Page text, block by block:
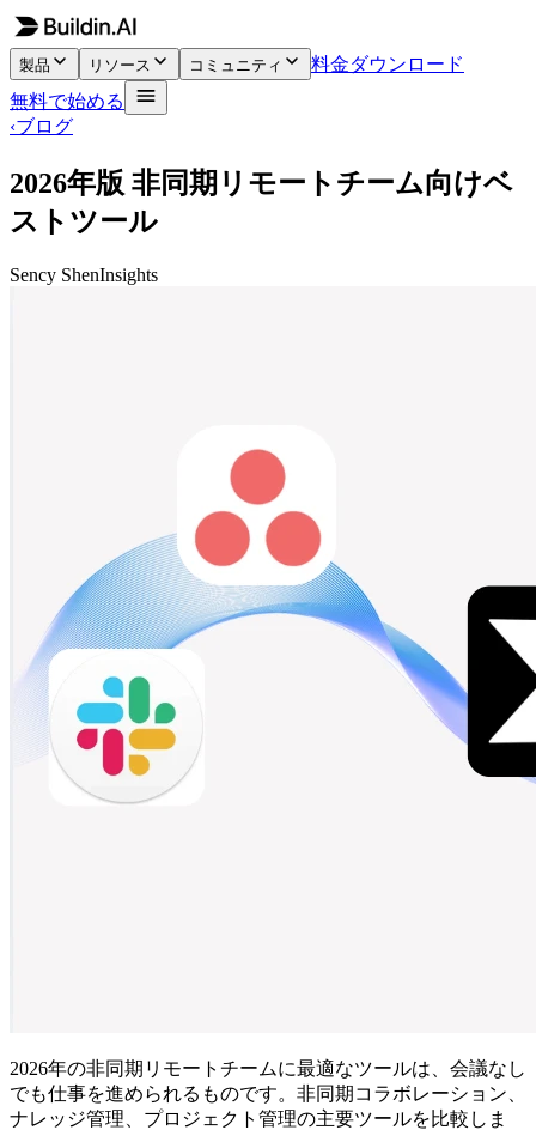
製品 リソース コミュニティ 料金ダウンロード
無料で始める
‹ブログ
2026年版 非同期リモートチーム向けベ
ストツール
Sency ShenInsights
2026年の非同期リモートチームに最適なツールは、会議なし
でも仕事を進められるものです。非同期コラボレーション、
ナレッジ管理、プロジェクト管理の主要ツールを比較しま